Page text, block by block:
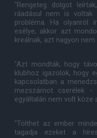
"Rengeteg dolgot
ráadásul nem is
probléma. Ha olyanról
esélye, akkor azt
kreálnak, azt nagyon
"Azt mondták, hogy
klubhoz igazolok, hogy
kapcsolatban a
mezszámot cserélek -
egyáltalán nem volt köze
"Tölthet az ember
tagadja ezeket a